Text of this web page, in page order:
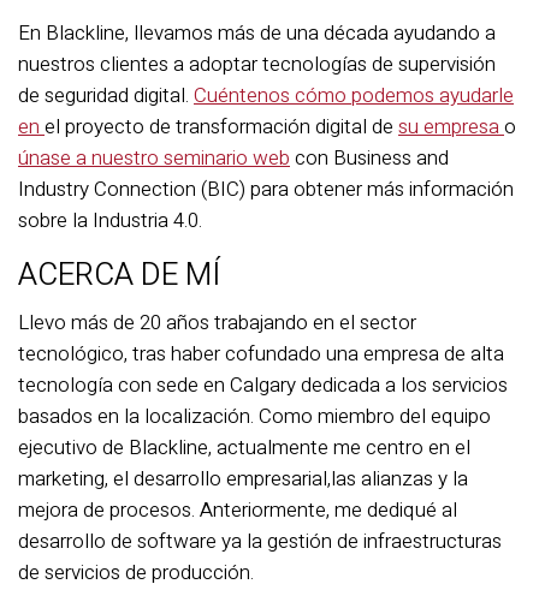
En Blackline, llevamos más de una década ayudando a
nuestros clientes a adoptar tecnologías de supervisión
de seguridad digital. Cuéntenos cómo podemos ayudarle
enel proyecto de transformación digital de su empresao
únase a nuestro seminario webcon Business and
Industry Connection (BIC) para obtener más información
sobre la Industria 4.0.
ACERCA DE MÍ
Llevo más de 20 años trabajando en el sector
tecnológico, tras haber cofundado una empresa de alta
tecnología con sede en Calgary dedicada a los servicios
basados en la localización. Como miembro del equipo
ejecutivo de Blackline, actualmente me centro en el
marketing, el desarrollo empresarial,las alianzas y la
mejora de procesos. Anteriormente, me dediqué al
desarrollo de software ya la gestión de infraestructuras
de servicios de producción.